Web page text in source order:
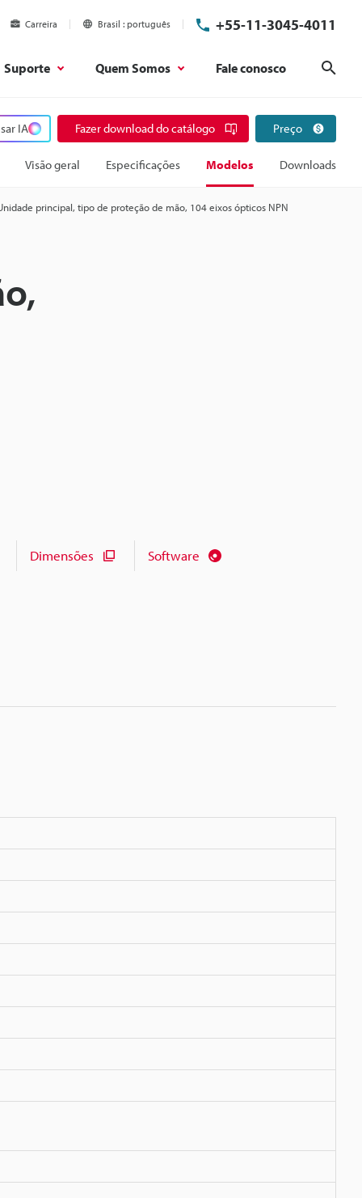
Carreira Brasil português +55-11-3045-4011
Suporte Quem Somos Fale conosco
IA Fazer download do catálogo Preço
Visão geral Especificações Modelos Downloads
principal, tipo de proteção de mão, 104 eixos ópticos NPN
Dimensões Software